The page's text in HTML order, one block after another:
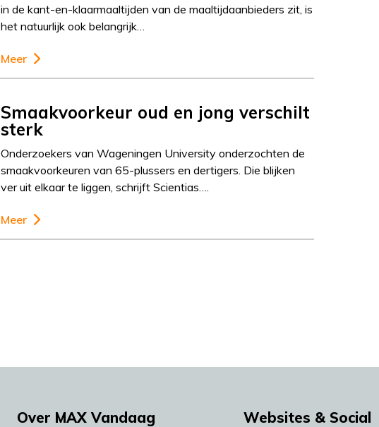
in de kant-en-klaarmaaltijden van de maaltijdaanbieders zit, is
het natuurlijk ook belangrijk…
Meer
Smaakvoorkeur oud en jong verschilt
sterk
Onderzoekers van Wageningen University onderzochten de
smaakvoorkeuren van 65-plussers en dertigers. Die blijken
ver uit elkaar te liggen, schrijft Scientias….
Meer
Over MAX Vandaag Websites & Social